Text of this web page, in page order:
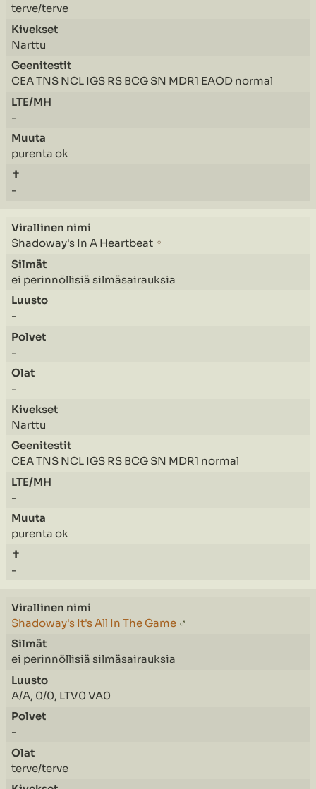
terve/terve
Narttu
CEA TNS NCL IGS RS BCG SN MDR1 EAOD normal
-
purenta ok
-
Shadoway's In A Heartbeat ♀
ei perinnöllisiä silmäsairauksia
-
-
-
Narttu
CEA TNS NCL IGS RS BCG SN MDR1 normal
-
purenta ok
-
Shadoway's It's All In The Game ♂
ei perinnöllisiä silmäsairauksia
A/A, 0/0, LTV0 VA0
-
terve/terve